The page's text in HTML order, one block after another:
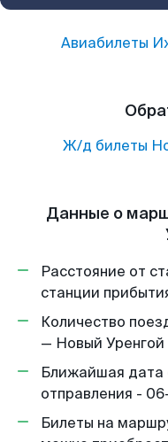
Авиабилеты
Ж/д билеты
Данные о
Расстояние от
станции
Количество
— Новый Уренгой
Ближайшая дата
отправления -
Билеты на